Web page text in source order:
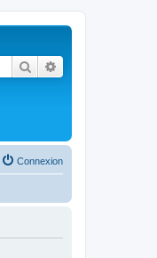
Rechercher
Connexion